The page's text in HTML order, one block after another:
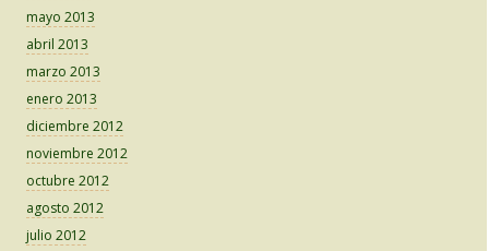
mayo 2013
abril 2013
marzo 2013
enero 2013
diciembre 2012
noviembre 2012
octubre 2012
agosto 2012
julio 2012